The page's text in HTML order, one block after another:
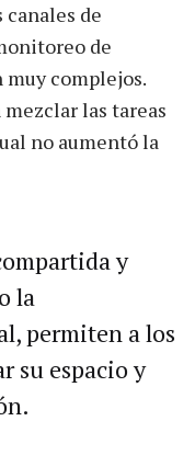
de
de
complejos.
las tareas
no aumentó la
y
la
permiten a los
su espacio y